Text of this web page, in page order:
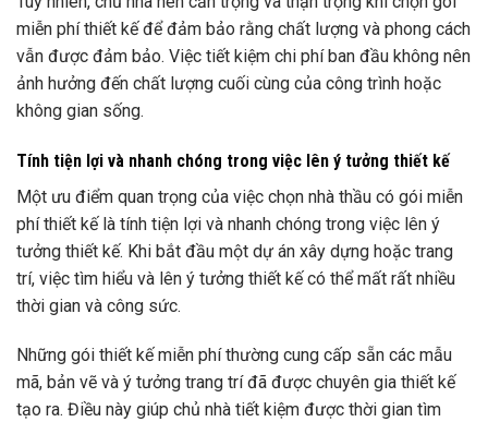
miễn phí thiết kế để đảm bảo rằng chất lượng và phong cách
vẫn được đảm bảo. Việc tiết kiệm chi phí ban đầu không nên
ảnh hưởng đến chất lượng cuối cùng của công trình hoặc
không gian sống.
Tính tiện lợi và nhanh chóng trong việc lên ý tưởng thiết kế
Một ưu điểm quan trọng của việc chọn nhà thầu có gói miễn
phí thiết kế là tính tiện lợi và nhanh chóng trong việc lên ý
tưởng thiết kế. Khi bắt đầu một dự án xây dựng hoặc trang
trí, việc tìm hiểu và lên ý tưởng thiết kế có thể mất rất nhiều
thời gian và công sức.
Những gói thiết kế miễn phí thường cung cấp sẵn các mẫu
mã, bản vẽ và ý tưởng trang trí đã được chuyên gia thiết kế
tạo ra. Điều này giúp chủ nhà tiết kiệm được thời gian tìm